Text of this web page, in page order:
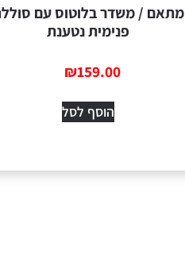
מתאם / משדר בלוטוס עם
פנימית נטענת
₪159.00
הוסף לסל